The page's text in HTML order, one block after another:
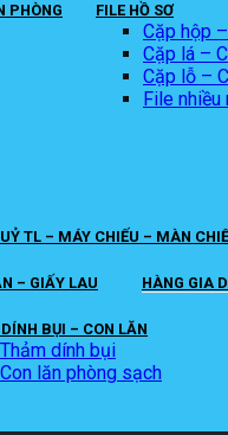
PHÒNG FILE HỒ SƠ
Cặp hộp
Cặp lá –
Cặp lỗ –
File nhiều
TL – MÁY CHIẾU – MÀN
– GIẤY LAU HÀNG GIA
BỤI – CON LĂN
Thảm dính bụi
Con lăn phòng sạch